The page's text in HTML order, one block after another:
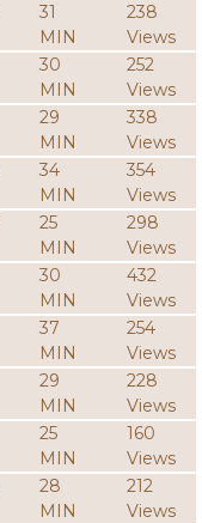
31
MIN
238
Views
30
MIN
252
Views
29
MIN
338
Views
34
MIN
354
Views
25
MIN
298
Views
30
MIN
432
Views
37
MIN
254
Views
29
MIN
228
Views
25
MIN
160
Views
28
MIN
212
Views